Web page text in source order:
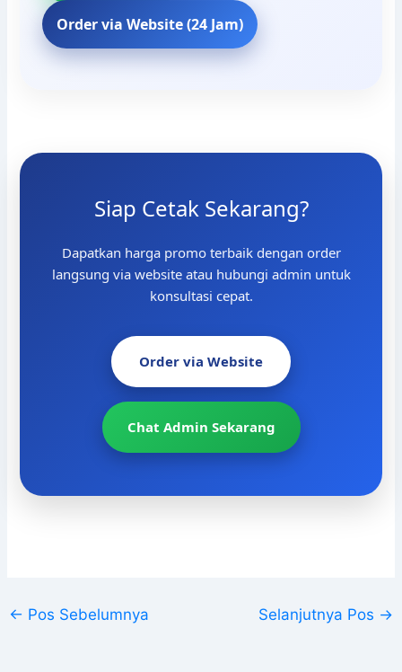
Order via Website (24 Jam)
Siap Cetak Sekarang?
Dapatkan harga promo terbaik dengan order
langsung via website atau hubungi admin untuk
konsultasi cepat.
Order via Website
Chat Admin Sekarang
← Pos Sebelumnya Selanjutnya Pos →